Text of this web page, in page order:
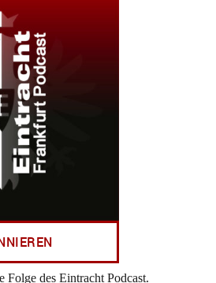
Folge des Eintracht Podcast.